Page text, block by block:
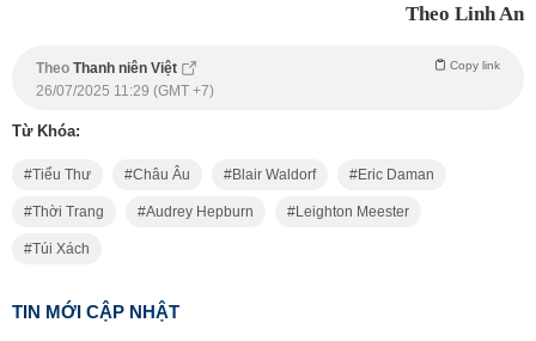
Theo Linh An
Theo Thanh niên Việt Copy link
26/07/2025 11:29 (GMT +7)
Từ Khóa:
Tiểu Thư Châu Âu Blair Waldorf Eric Daman
Thời Trang Audrey Hepburn Leighton Meester
Túi Xách
TIN MỚI CẬP NHẬT